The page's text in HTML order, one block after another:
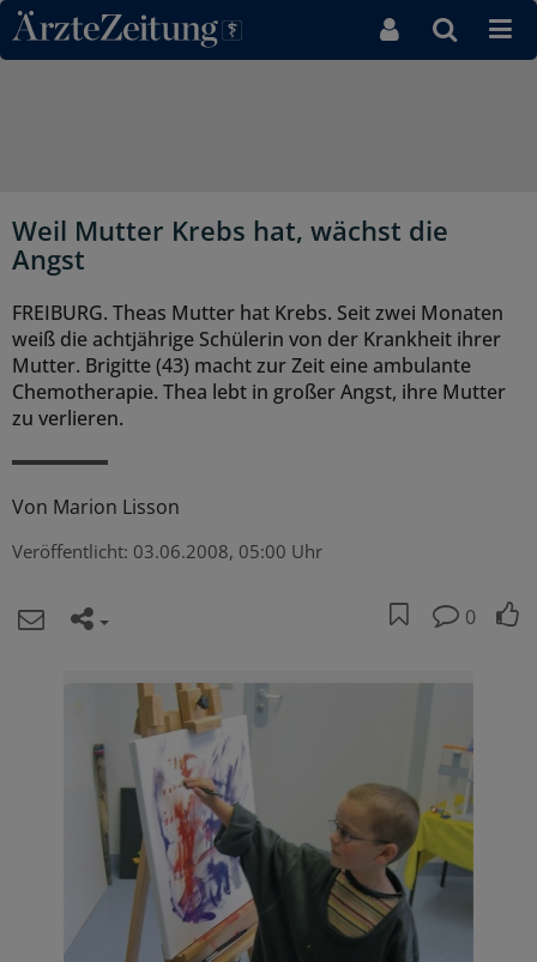
Direkt zum Inhaltsbereich
Weil Mutter Krebs hat, wächst die
Angst
FREIBURG. Theas Mutter hat Krebs. Seit zwei Monaten
weiß die achtjährige Schülerin von der Krankheit ihrer
Mutter. Brigitte (43) macht zur Zeit eine ambulante
Chemotherapie. Thea lebt in großer Angst, ihre Mutter
zu verlieren.
Von Marion Lisson
Veröffentlicht: 03.06.2008, 05:00 Uhr
0